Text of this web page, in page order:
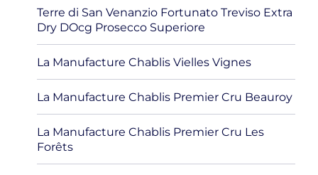
Terre di San Venanzio Fortunato Treviso Extra
Dry DOcg Prosecco Superiore
La Manufacture Chablis Vielles Vignes
La Manufacture Chablis Premier Cru Beauroy
La Manufacture Chablis Premier Cru Les
Forêts